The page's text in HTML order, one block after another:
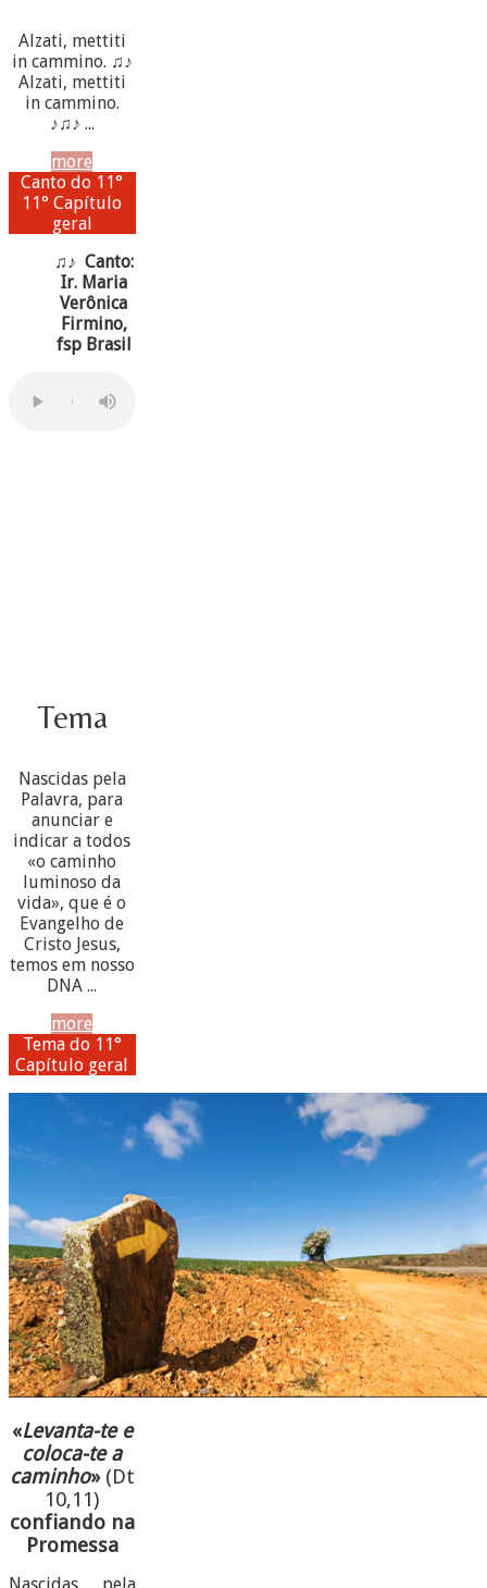
Alzati, mettiti
in cammino. ♫♪
Alzati, mettiti
in cammino.
♪♫♪ ...
more
Canto do 11°
11° Capítulo
geral
♫♪ Canto:
Ir. Maria
Verônica
Firmino,
fsp Brasil
Tema
Nascidas pela
Palavra, para
anunciar e
indicar a todos
«o caminho
luminoso da
vida», que é o
Evangelho de
Cristo Jesus,
temos em nosso
DNA ...
more
Tema do 11°
Capítulo geral
«Levanta-te e
coloca-te a
caminho»(Dt
10,11)
confiando na
Promessa